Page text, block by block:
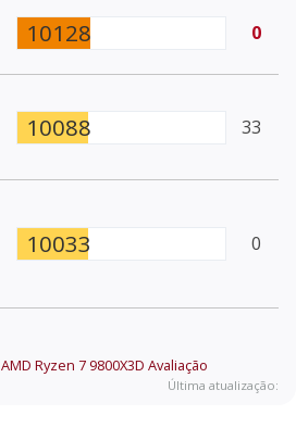
10128 0
10088 33
10033 0
AMD Ryzen 7 9800X3D Avaliação
Última atualização: